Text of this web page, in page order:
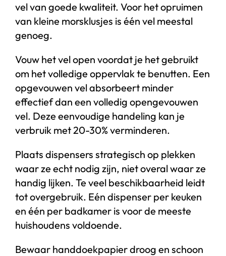
vel van goede kwaliteit. Voor het opruimen
van kleine morsklusjes is één vel meestal
genoeg.
Vouw het vel open voordat je het gebruikt
om het volledige oppervlak te benutten. Een
opgevouwen vel absorbeert minder
effectief dan een volledig opengevouwen
vel. Deze eenvoudige handeling kan je
verbruik met 20-30% verminderen.
Plaats dispensers strategisch op plekken
waar ze echt nodig zijn, niet overal waar ze
handig lijken. Te veel beschikbaarheid leidt
tot overgebruik. Eén dispenser per keuken
en één per badkamer is voor de meeste
huishoudens voldoende.
Bewaar handdoekpapier droog en schoon